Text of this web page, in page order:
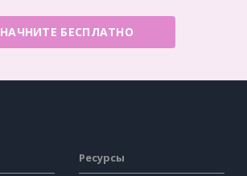
НАЧНИТЕ БЕСПЛАТНО
Ресурсы